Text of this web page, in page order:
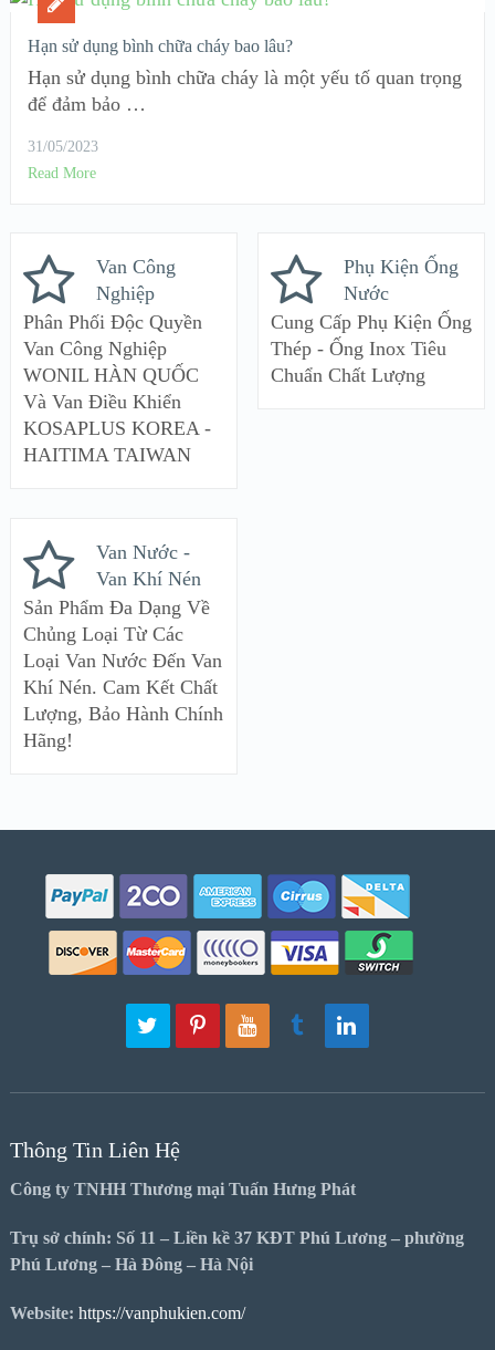
Hạn sử dụng bình chữa cháy bao lâu?
Hạn sử dụng bình chữa cháy là một yếu tố quan trọng
để đảm bảo …
31/05/2023
Read More
Van Công
Nghiệp
Phân Phối Độc Quyền
Van Công Nghiệp
WONIL HÀN QUỐC
Và Van Điều Khiển
KOSAPLUS KOREA -
HAITIMA TAIWAN
Phụ Kiện Ống
Nước
Cung Cấp Phụ Kiện Ống
Thép - Ống Inox Tiêu
Chuẩn Chất Lượng
Van Nước -
Van Khí Nén
Sản Phẩm Đa Dạng Về
Chủng Loại Từ Các
Loại Van Nước Đến Van
Khí Nén. Cam Kết Chất
Lượng, Bảo Hành Chính
Hãng!
Thông Tin Liên Hệ
Công ty TNHH Thương mại Tuấn Hưng Phát
Trụ sở chính: Số 11 – Liền kề 37 KĐT Phú Lương – phường
Phú Lương – Hà Đông – Hà Nội
Website: https://vanphukien.com/